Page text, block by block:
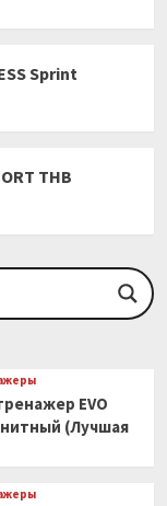
Sprint
THB
Orion
EVO
(Лучшая